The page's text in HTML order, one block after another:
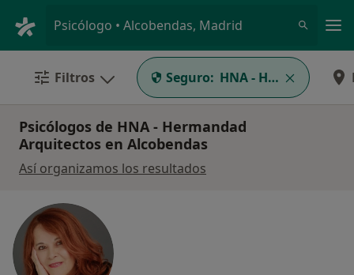
Psicólogo • Alcobendas, Madrid
Filtros Seguro: HNA - Hermandad
Psicólogos de HNA - Hermandad
Arquitectos en Alcobendas
Así organizamos los resultados